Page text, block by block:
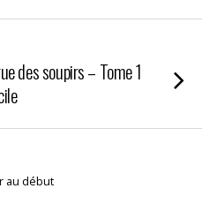
des soupirs – Tome 1
au début